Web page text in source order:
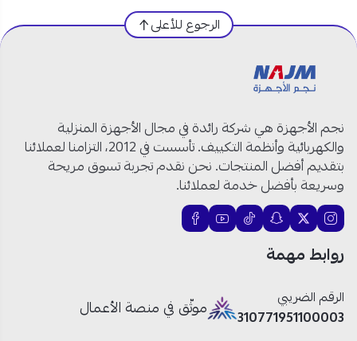
العلامة التجارية:فيليبس
الموديل:HR1393/01
القوة الكهربائية:
السعة:
الجهد الكهربائي: 220–240 فولت
التردد:50/60 هرتز
مادة الوعاء:بلاستيك مقاوم
مادة الشفرات:فولاذ مقاوم للصدأ
اللون:أبيض
قطاعة فيليبس الذكية 700 مل خليك أسرع في المطبخ!
فرم سريع بضغطة واحدة:
اضغط للأسفل فقط،
وتبدأ مفرمة فيليبسفي العمل فورًا بدون تعقيد أو
الرجوع للأعلى
نجم الأجهزة هي شركة رائدة في مجال الأجهزة المنزلية
والكهربائية وأنظمة التكييف. تأسست في 2012، التزامنا لعملائنا
بتقديم أفضل المنتجات. نحن نقدم تجربة تسوق مريحة
وسريعة بأفضل خدمة لعملائنا.
روابط مهمة
الرقم الضريبي
310771951100003
موثّق في منصة الأعمال